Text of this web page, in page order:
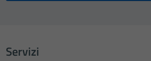
Servizi